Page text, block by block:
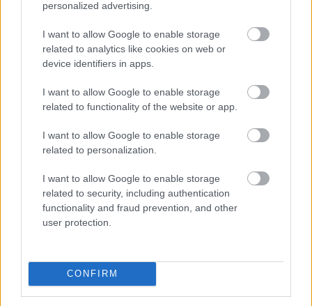
personalized advertising.
I want to allow Google to enable storage
related to analytics like cookies on web or
device identifiers in apps.
I want to allow Google to enable storage
related to functionality of the website or app.
I want to allow Google to enable storage
related to personalization.
I want to allow Google to enable storage
related to security, including authentication
functionality and fraud prevention, and other
user protection.
CONFIRM
Én, Daniel Blake / I, Daniel Blake
danialves•2016. december 08.
A munkák automatizálódása, a gyártási
tevékenységek kiszervezése és a környezetbarát
innovációk fizikai munkások millióit taszították
szegénységbe, a középosztály eltűnése pedig
annyira releváns probléma jelenleg, hogy az ebből
eredő érzület már választásokat dönt el. Az Én,
Daniel Blake ebből a…